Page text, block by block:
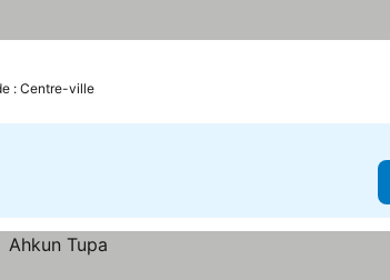
: Centre-ville